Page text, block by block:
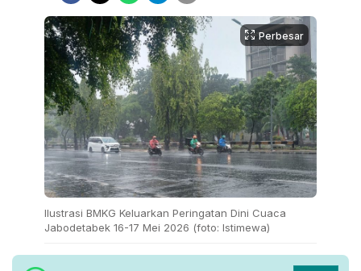
Perbesar
Ilustrasi BMKG Keluarkan Peringatan Dini Cuaca
Jabodetabek 16-17 Mei 2026 (foto: Istimewa)